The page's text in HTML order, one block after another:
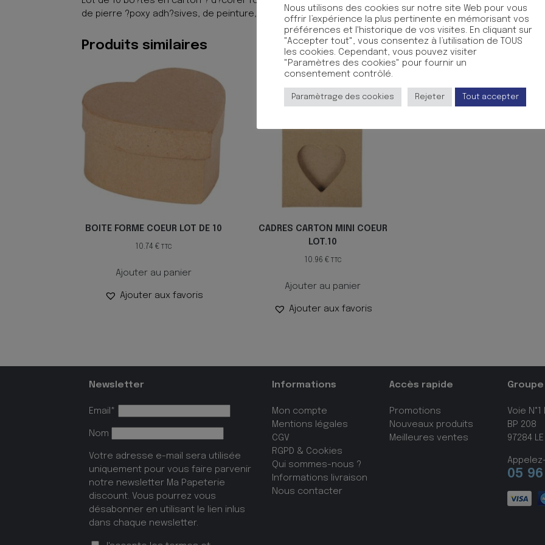
de pierre ?poxy adh?sives, de peinture, de mosa??ques adh?sives, de d?copatch??? Dimensions: 8,5 x 6
Produits similaires
BOITE FORME COEUR LOT DE 10
10.74€ TTC
Ajouter au panier
Ajouter aux favoris
CADRES CARTON MINI COEUR
LOT.10
10.96 € TTC
Ajouter au panier
Ajouter aux favoris
Newsletter
Email*
Nom
Votre adresse e-mail sera utilisée
uniquement pour vous faire parvenir
notre newsletter Ma Papeterie
discount. Vous pourrez vous
désabonner en utilisant le lien inlus
dans chaque newsletter.
Informations
Mon compte
Mentions légales
CGV
RGPD & Cookies
Qui sommes-nous ?
Informations livraison
Nous contacter
Accès rapide
Promotions
Nouveaux produits
Meilleures ventes
Groupe
Voie
BP 208
97284 LE
05 96
Nous utilisons des cookies sur notre site Web pour vous
offrir l’expérience la plus pertinente en mémorisant vos
préférences et l'historique de vos visites. En cliquant sur
"Accepter tout", vous consentez à l’utilisation de TOUS
les cookies. Cependant, vous pouvez visiter
"Paramètres des cookies" pour fournir un
consentement contrôlé.
Paramètrage des cookies Rejeter Tout accepter